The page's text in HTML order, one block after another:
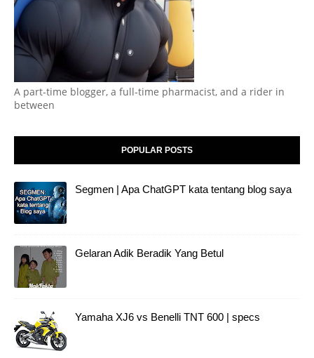
A part-time blogger, a full-time pharmacist, and a rider in
between
POPULAR POSTS
Segmen | Apa ChatGPT kata tentang blog saya
Gelaran Adik Beradik Yang Betul
Yamaha XJ6 vs Benelli TNT 600 | specs